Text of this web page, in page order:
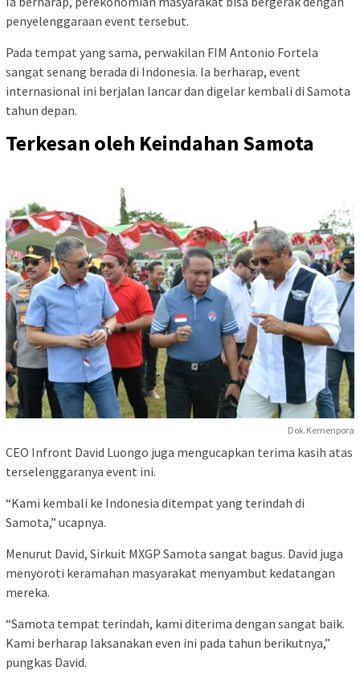
penyelenggaraan event tersebut.
Pada tempat yang sama, perwakilan FIM Antonio Fortela
sangat senang berada di Indonesia. Ia berharap, event
internasional ini berjalan lancar dan digelar kembali di Samota
tahun depan.
Terkesan oleh Keindahan Samota
Dok.Kemenpora
CEO Infront David Luongo juga mengucapkan terima kasih atas
terselenggaranya event ini.
“Kami kembali ke Indonesia ditempat yang terindah di
Samota,” ucapnya.
Menurut David, Sirkuit MXGP Samota sangat bagus. David juga
menyoroti keramahan masyarakat menyambut kedatangan
mereka.
“Samota tempat terindah, kami diterima dengan sangat baik.
Kami berharap laksanakan even ini pada tahun berikutnya,”
pungkas David.